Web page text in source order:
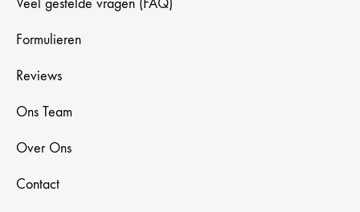
Veel gestelde vragen (FAQ)
Formulieren
Reviews
Ons Team
Over Ons
Contact